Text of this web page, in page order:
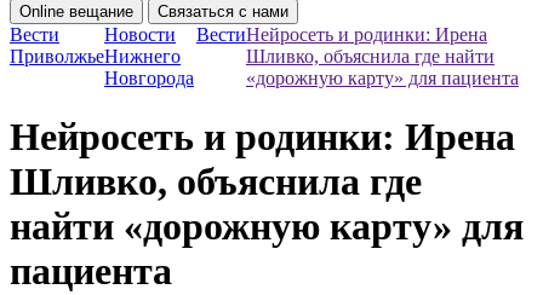
Online вещание Связаться с нами
Вести
Приволжье
Новости
Нижнего
Новгорода
ВестиНейросеть и родинки: Ирена
Шливко, объяснила где найти
«дорожную карту» для пациента
Нейросеть и родинки: Ирена
Шливко, объяснила где
найти «дорожную карту» для
пациента